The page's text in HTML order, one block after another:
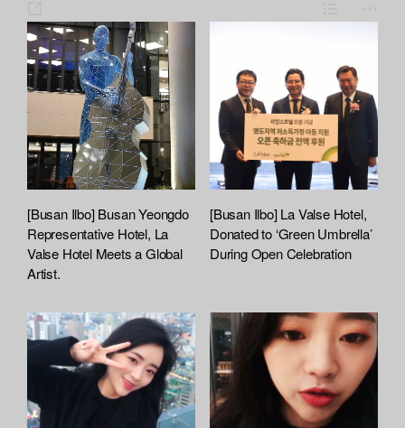
h
a
r
t
[Busan Ilbo] Busan Yeongdo
Representative Hotel, La
Valse Hotel Meets a Global
Artist.
[Busan Ilbo] La Valse Hotel,
Donated to ‘Green Umbrella’
During Open Celebration